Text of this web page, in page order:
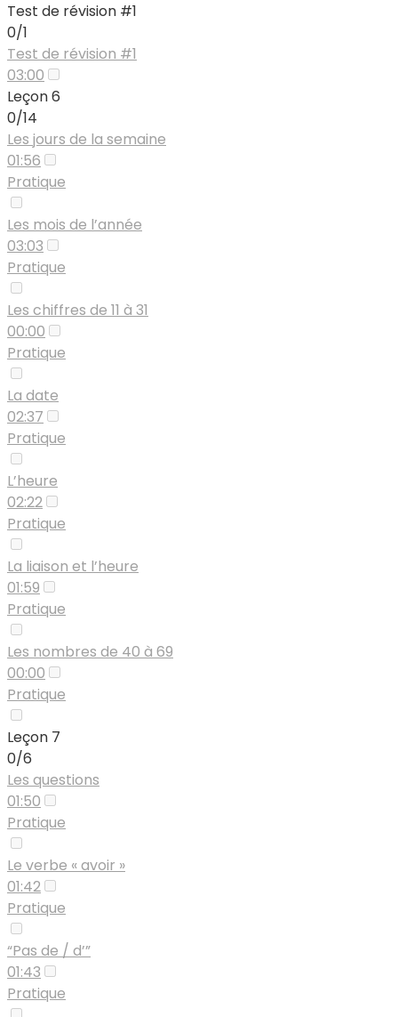
Test de révision #1
0/1
Test de révision #1
03:00
Leçon 6
0/14
Les jours de la semaine
01:56
Pratique
Les mois de l’année
03:03
Pratique
Les chiffres de 11 à 31
00:00
Pratique
La date
02:37
Pratique
L’heure
02:22
Pratique
La liaison et l’heure
01:59
Pratique
Les nombres de 40 à 69
00:00
Pratique
Leçon 7
0/6
Les questions
01:50
Pratique
Le verbe « avoir »
01:42
Pratique
“Pas de / d’”
01:43
Pratique